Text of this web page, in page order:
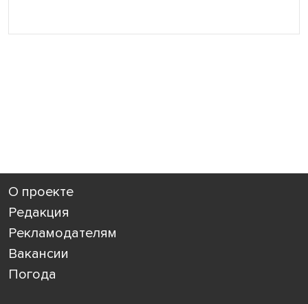
О проекте
Редакция
Рекламодателям
Вакансии
Погода